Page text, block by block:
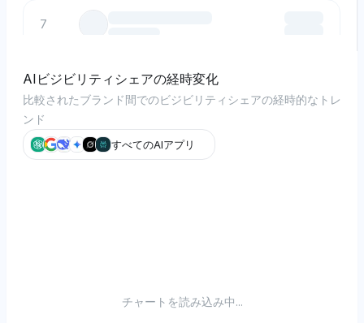
7
8
9
AIビジビリティシェアの経時変化
比較されたブランド間でのビジビリティシェアの経時的なトレ
ンド
すべてのAIアプリ
チャートを読み込み中...